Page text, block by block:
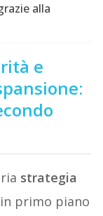
alla
e
strategia
primo piano